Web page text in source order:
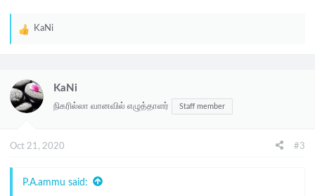
R
c
t
i
n
KaNi
KaNi
நிகரில்லா வானவில் எழுத்தாளர் Staff member
Oct 21, 2020 #3
P.A.ammu said: